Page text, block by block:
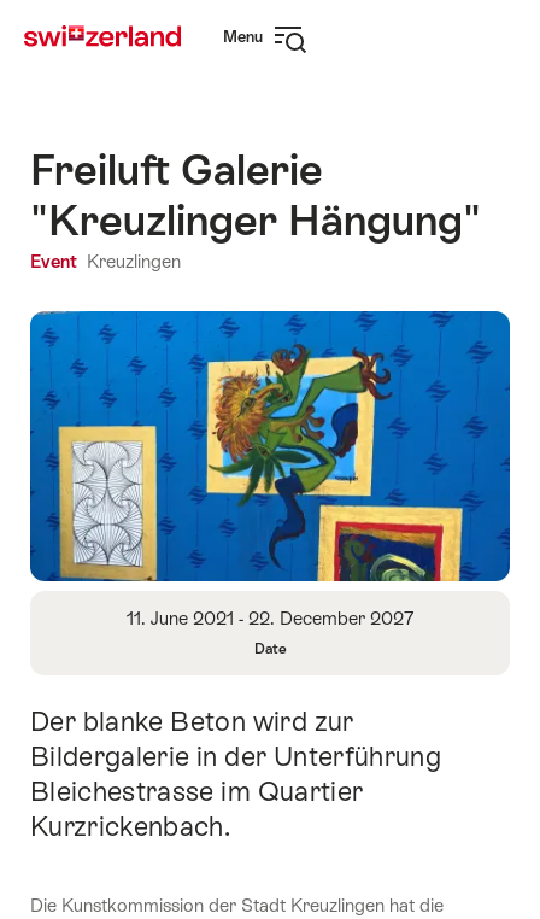
navigation
Menu
Freiluft Galerie
"Kreuzlinger Hängung"
Event Kreuzlingen
About
Date
Date
11. June 2021 - 22. December 2027
Intro
Der blanke Beton wird zur
Bildergalerie in der Unterführung
Bleichestrasse im Quartier
Kurzrickenbach.
Die Kunstkommission der Stadt Kreuzlingen hat die